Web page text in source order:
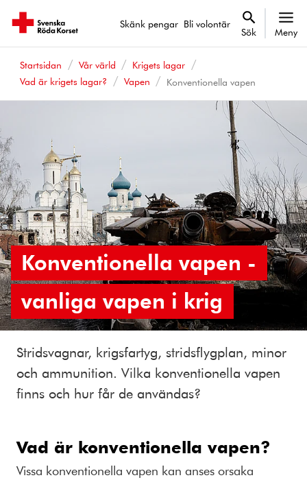
Skänk pengar Bli volontär
Sök Meny
Startsidan Vår värld
Krigets lagar
Vad är krigets lagar?
Vapen Konventionella vapen
Konventionella vapen -
vanliga vapen i krig
Stridsvagnar, krigsfartyg, stridsflygplan, minor
och ammunition. Vilka konventionella vapen
finns och hur får de användas?
Vad är konventionella vapen?
Vissa konventionella vapen kan anses orsaka